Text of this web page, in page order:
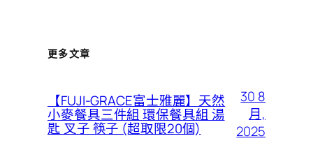
更多文章
【FUJI-GRACE富士雅麗】天然
小麥餐具三件組 環保餐具組 湯
匙 叉子 筷子 (超取限20個)
30 8
月,
2025